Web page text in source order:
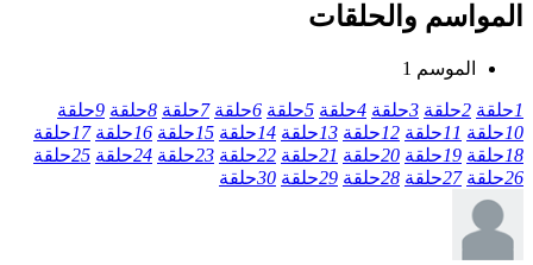
المواسم والحلقات
الموسم 1
1حلقة 2حلقة 3حلقة 4حلقة 5حلقة 6حلقة 7حلقة 8حلقة 9حلقة
10حلقة 11حلقة 12حلقة 13حلقة 14حلقة 15حلقة 16حلقة 17حلقة
18حلقة 19حلقة 20حلقة 21حلقة 22حلقة 23حلقة 24حلقة 25حلقة
26حلقة 27حلقة 28حلقة 29حلقة 30حلقة